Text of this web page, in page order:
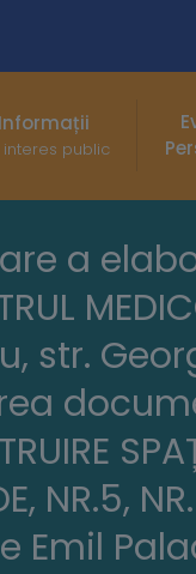
Informații
interes public
a
str.
NR.5,